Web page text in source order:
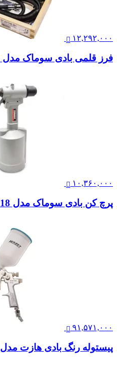
۱۲,۲۹۲,۰۰۰
فرز قلمی بادی سوماک مدل ST-3370M-WC
۱۰,۳۶۰,۰۰۰
پرچ کن بادی سوماک مدل ST-6618
۹۱,۵۷۱,۰۰۰
پیستوله رنگ بادی هازت مدل 17-9132